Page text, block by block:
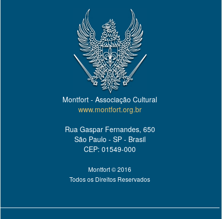
Montfort - Associação Cultural
www.montfort.org.br
Rua Gaspar Fernandes, 650
São Paulo - SP - Brasil
CEP: 01549-000
Montfort © 2016
Todos os Direitos Reservados